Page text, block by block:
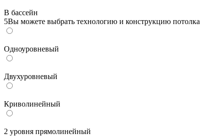
В бассейн
5Вы можете выбрать технологию и конструкцию потолка
Одноуровневый
Двухуровневый
Криволинейный
2 уровня прямолинейный